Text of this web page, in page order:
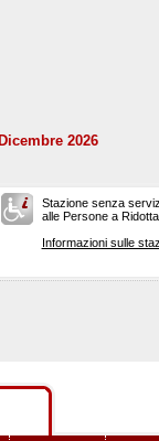
2026
Stazione senza
alle Persone a
Informazioni sulle